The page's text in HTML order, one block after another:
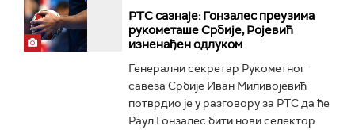
РТС сазнаје: Гонзалес преузима
рукометаше Србије, Ројевић
изненађен одлуком
Генерални секретар Рукометног
савеза Србије Иван Миливојевић
потврдио је у разговору за РТС да ће
Раул Гонзалес бити нови селектор